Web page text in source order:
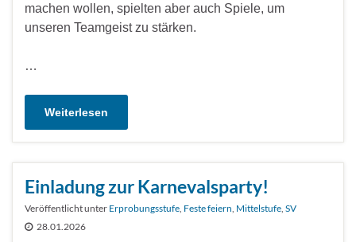
machen wollen, spielten aber auch Spiele, um
unseren Teamgeist zu stärken.
…
Weiterlesen
Einladung zur Karnevalsparty!
Veröffentlicht unter Erprobungsstufe, Feste feiern, Mittelstufe, SV
28.01.2026